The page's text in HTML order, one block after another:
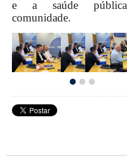
e a saúde
comunidade.